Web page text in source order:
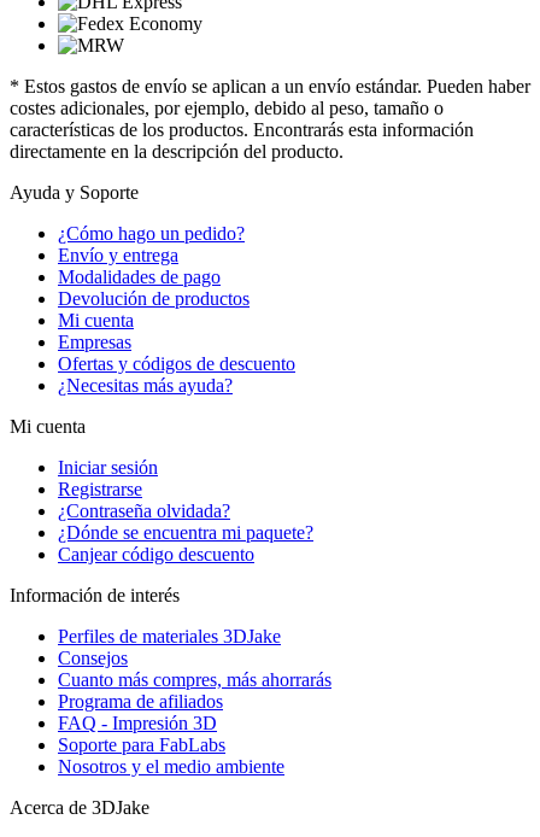
* Estos gastos de envío se aplican a un envío estándar. Pueden haber
costes adicionales, por ejemplo, debido al peso, tamaño o
características de los productos. Encontrarás esta información
directamente en la descripción del producto.
Ayuda y Soporte
¿Cómo hago un pedido?
Envío y entrega
Modalidades de pago
Devolución de productos
Mi cuenta
Empresas
Ofertas y códigos de descuento
¿Necesitas más ayuda?
Mi cuenta
Iniciar sesión
Registrarse
¿Contraseña olvidada?
¿Dónde se encuentra mi paquete?
Canjear código descuento
Información de interés
Perfiles de materiales 3DJake
Consejos
Cuanto más compres, más ahorrarás
Programa de afiliados
FAQ - Impresión 3D
Soporte para FabLabs
Nosotros y el medio ambiente
Acerca de 3DJake